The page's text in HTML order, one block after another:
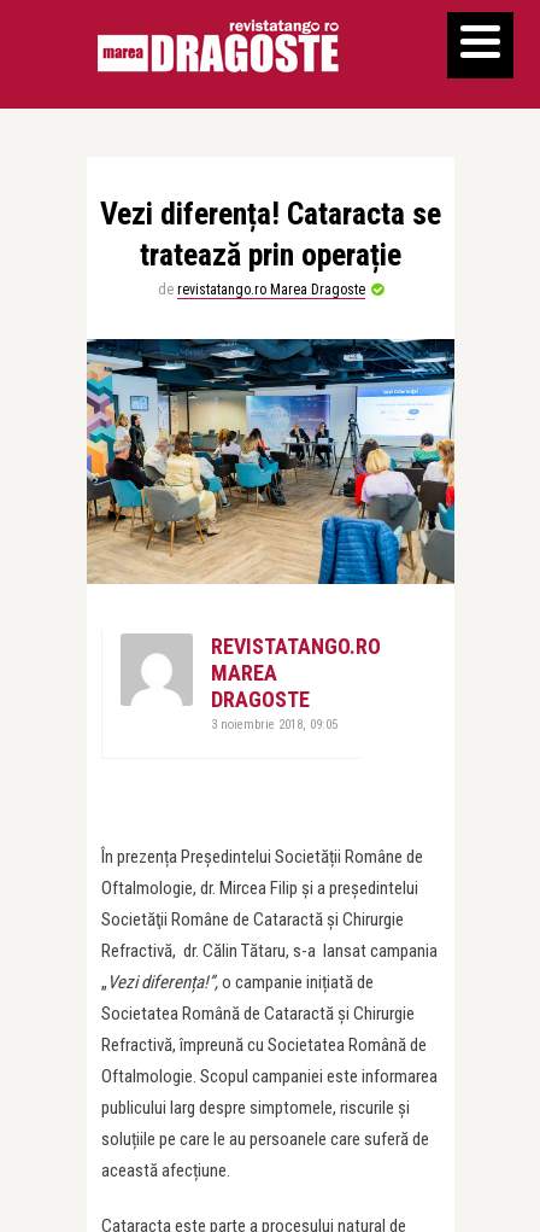
Vezi diferența! Cataracta se
tratează prin operație
de revistatango.ro Marea Dragoste
REVISTATANGO.RO
MAREA
DRAGOSTE
3 noiembrie 2018, 09:05
În prezența Președintelui Societății Române de
Oftalmologie, dr. Mircea Filip și apreşedintelui
Societăţii Române de Cataractă şi Chirurgie
Refractivă, dr. Călin Tătaru, s-a lansat campania
„ Vezi diferența!”,o campanie inițiată de
Societatea Română de Cataractă și Chirurgie
Refractivă, împreună cu Societatea Română de
Oftalmologie. Scopul campaniei este informarea
publicului larg despre simptomele, riscurile și
soluțiile pe care le au persoanele care suferă de
această afecțiune.
Cataracta este parte a procesului natural de